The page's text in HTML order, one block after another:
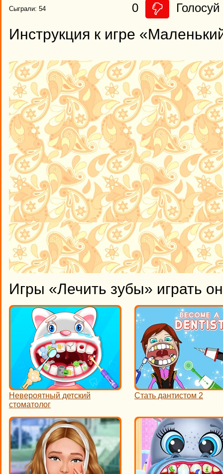
Сыграли: 54 0 Голосуй
Инструкция к игре
Игры «Лечить зубы» играть
Невероятный детский
стоматолог
Стать дантистом 2